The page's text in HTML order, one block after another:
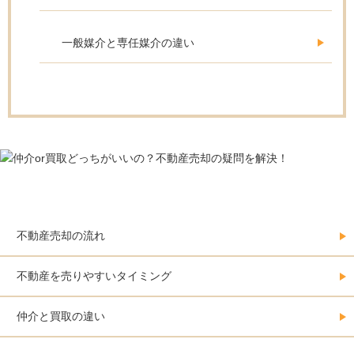
一般媒介と専任媒介の違い
不動産売却の流れ
不動産を売りやすいタイミング
仲介と買取の違い